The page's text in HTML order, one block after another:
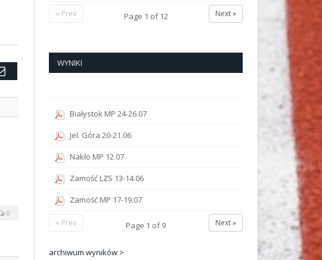
Email
0
Next »
Page 1 of12
« Prev
WYNIKI
Białystok MP 24-26.07
Jel. Góra 20-21.06
Nakło MP 12.07
Zamość LZS 13-14.06
Zamość MP 17-19.07
Next »
Page 1 of9
« Prev
archiwum wyników >